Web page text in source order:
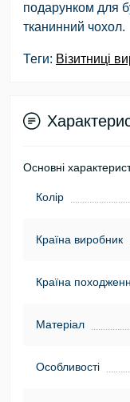
подарунком для
тканинний чохол.
Теги: Візитниці
Основні
Колір
Країна виробник
Країна
Матеріал
Особливості